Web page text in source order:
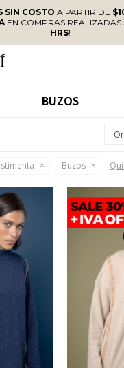
SIN COSTO A PARTIR DE
EN COMPRAS REALIZADAS
HRS!
BUZOS
Buzos